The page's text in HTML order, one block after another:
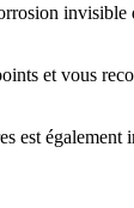
invisible
et vous
est également